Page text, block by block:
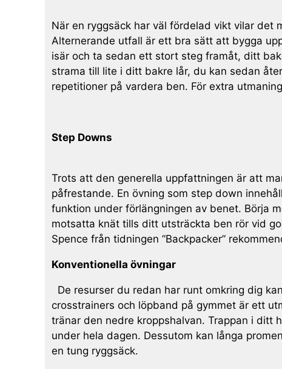
När en ryggsäck har väl fördelad vikt vilar det
Alternerande utfall är ett bra sätt att bygga
isär och ta sedan ett stort steg framåt, ditt
strama till lite i ditt bakre lår, du kan sedan
repetitioner på vardera ben. För extra
Step Downs
Trots att den generella uppfattningen är att
påfrestande. En övning som step down
funktion under förlängningen av benet. Börja
motsatta knät tills ditt utsträckta ben rör vid
Spence från tidningen ”Backpacker”
Konventionella övningar
De resurser du redan har runt omkring dig
crosstrainers och löpband på gymmet är ett
tränar den nedre kroppshalvan. Trappan i ditt
under hela dagen. Dessutom kan långa
en tung ryggsäck.